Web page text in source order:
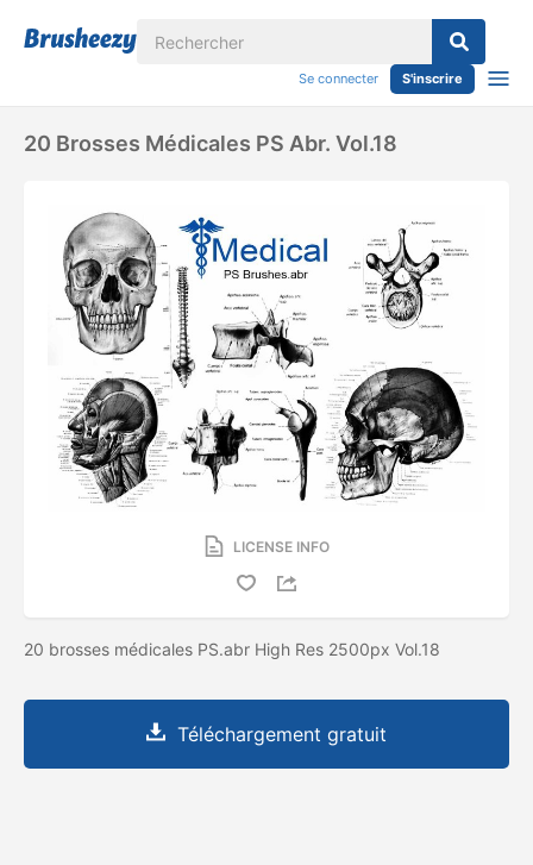
Se connecter S'inscrire
20 Brosses Médicales PS Abr. Vol.18
LICENSE INFO
20 brosses médicales PS.abr High Res 2500px Vol.18
Téléchargement gratuit